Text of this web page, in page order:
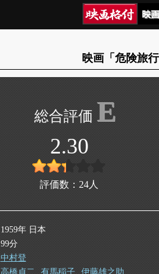
映画「危険旅
E
2.30
評価数： 24 人
1959年 日本
99分
中村登
高橋貞二 有馬稲子 伊藤雄之助